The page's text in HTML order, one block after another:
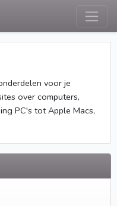
voor je
over computers,
PC's tot Apple Macs,